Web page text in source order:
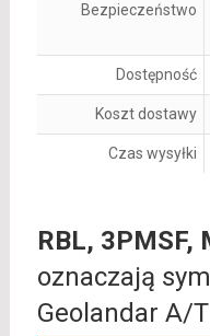
Bezpieczeństwo
Dostępność
Koszt dostawy
Czas wysyłki
RBL, 3PMSF,
oznaczają
Geolandar A/